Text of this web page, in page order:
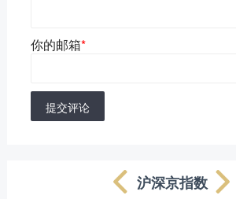
你的邮箱*
提交评论
沪深京指数